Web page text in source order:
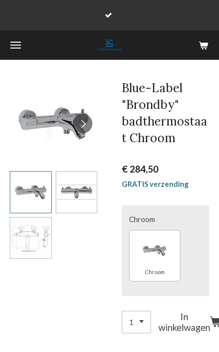
de
Blue-Label
"Brondby"
badthermostaa
t Chroom
€ 284,50
GRATIS verzending
Chroom
Chroom
In
winkelwagen